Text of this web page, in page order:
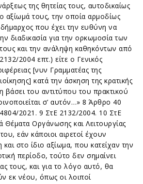
της θητείας τους, αυτοδικαίως
αξίωμά τους, την οποία αρμοδίως
δήμαρχος που έχει την ευθύνη να
διαδικασία για την ορκωμοσία των
και την ανάληψη καθηκόντων από
2004 επτ.) είτε ο Γενικός
[νυν Γραμματέας της
κατά την άσκηση της κρατικής
βάσει του αντιτύπου του πρακτικού
σ’ αυτόν…» 8 Άρθρο 40
2021. 9 ΣτΕ 2132/2004. 10 ΣτΕ
Θέματα Οργάνωσης και Λειτουργίας
εάν κάποιοι αιρετοί έχουν
και στο ίδιο αξίωμα, που κατείχαν την
περίοδο, τούτο δεν σημαίνει
τους, και για το λόγο αυτό, θα
εκ νέου, όπως οι λοιποί